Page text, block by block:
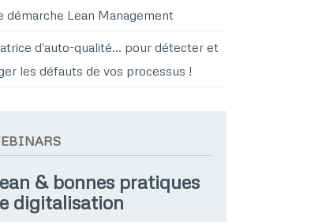
démarche Lean Management
d'auto-qualité… pour détecter et
les défauts de vos processus !
& bonnes pratiques
digitalisation